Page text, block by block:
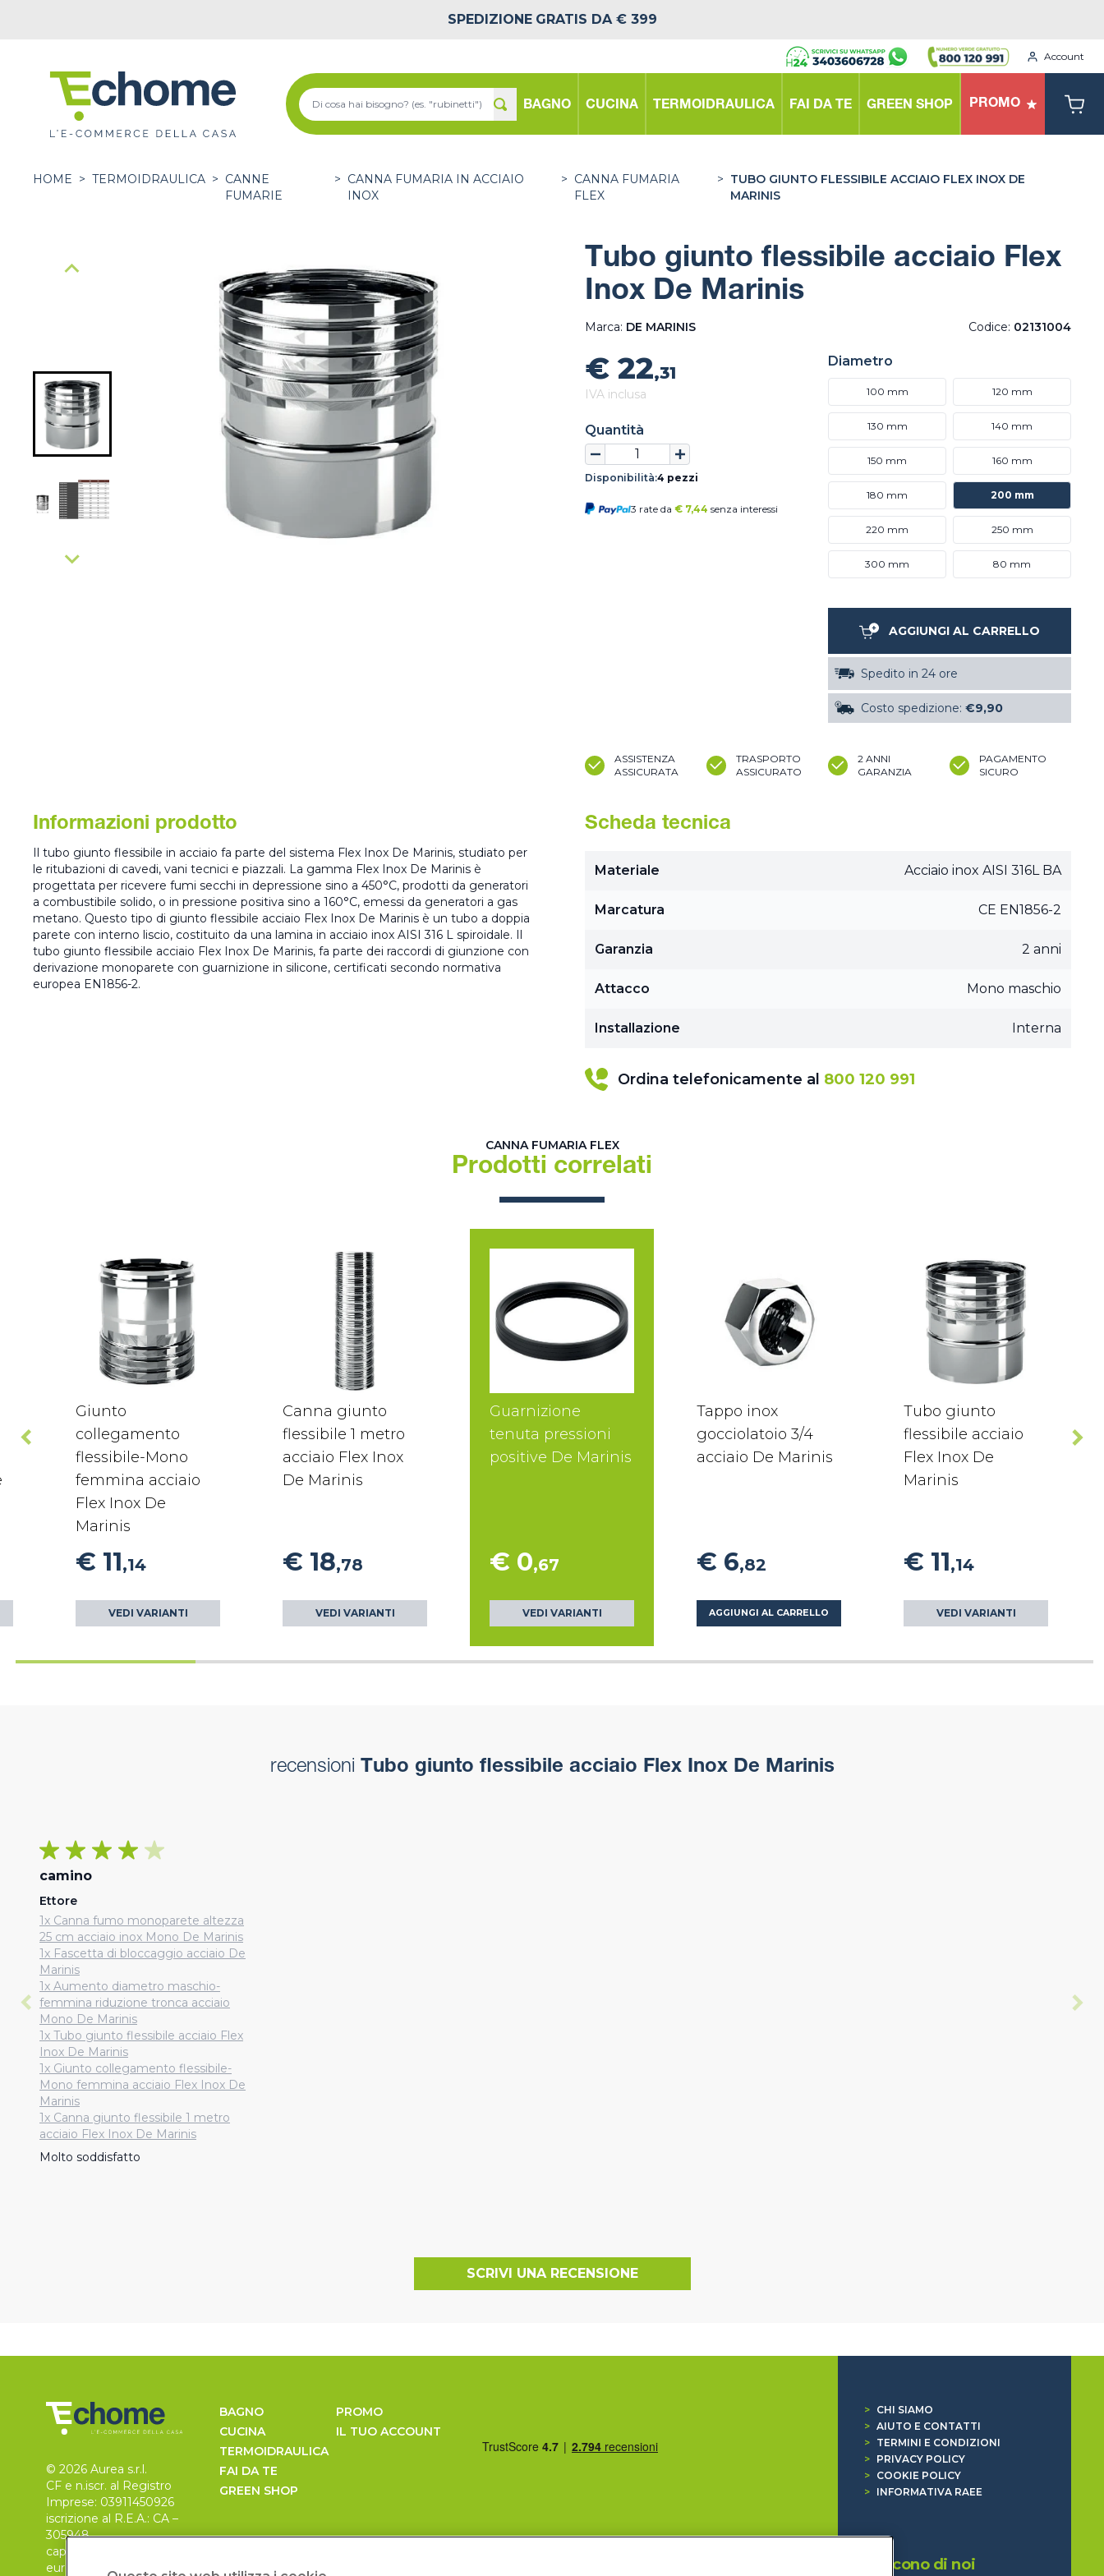
SPEDIZIONE GRATIS DA € 399
Account
BAGNO CUCINA TERMOIDRAULICA FAI DA TE GREEN SHOP PROMO
HOME > TERMOIDRAULICA > CANNE
FUMARIE
> CANNA FUMARIA IN ACCIAIO
INOX
> CANNA FUMARIA
FLEX
> TUBO GIUNTO FLESSIBILE ACCIAIO FLEX INOX DE
MARINIS
Tubo giunto flessibile acciaio Flex
Inox De Marinis
Marca: DE MARINIS Codice: 02131004
€ 22,31
IVA inclusa
Quantità
Disponibilità:4 pezzi
3 rate da € 7,44 senza interessi
Diametro
100 mm 120 mm
130 mm 140 mm
150 mm 160 mm
180 mm 200 mm
220 mm 250 mm
300 mm 80 mm
AGGIUNGI AL CARRELLO
Spedito in 24 ore
Costo spedizione: €9,90
ASSISTENZA
ASSICURATA
TRASPORTO
ASSICURATO
2 ANNI
GARANZIA
PAGAMENTO
SICURO
Informazioni prodotto
Il tubo giunto flessibile in acciaio fa parte del sistema Flex Inox De Marinis, studiato per
le ritubazioni di cavedi, vani tecnici e piazzali. La gamma Flex Inox De Marinis è
progettata per ricevere fumi secchi in depressione sino a 450°C, prodotti da generatori
a combustibile solido, o in pressione positiva sino a 160°C, emessi da generatori a gas
metano. Questo tipo di giunto flessibile acciaio Flex Inox De Marinis è un tubo a doppia
parete con interno liscio, costituito da una lamina in acciaio inox AISI 316 L spiroidale. Il
tubo giunto flessibile acciaio Flex Inox De Marinis, fa parte dei raccordi di giunzione con
derivazione monoparete con guarnizione in silicone, certificati secondo normativa
europea EN1856-2.
Scheda tecnica
Materiale Acciaio inox AISI 316L BA
Marcatura CE EN1856-2
Garanzia 2 anni
Attacco Mono maschio
Installazione Interna
Ordina telefonicamente al 800 120 991
CANNA FUMARIA FLEX
Prodotti correlati
Giunto
collegamento
flessibile-Mono
femmina acciaio
Flex Inox De
Marinis
€ 11,14
VEDI VARIANTI
Canna giunto
flessibile 1 metro
acciaio Flex Inox
De Marinis
€ 18,78
VEDI VARIANTI
Guarnizione
tenuta pressioni
positive De Marinis
€ 0,67
VEDI VARIANTI
Tappo inox
gocciolatoio 3/4
acciaio De Marinis
€ 6,82
AGGIUNGI AL CARRELLO
Tubo giunto
flessibile acciaio
Flex Inox De
Marinis
€ 11,14
VEDI VARIANTI
recensioni Tubo giunto flessibile acciaio Flex Inox De Marinis
camino
Ettore
1x Canna fumo monoparete altezza
25 cm acciaio inox Mono De Marinis
1x Fascetta di bloccaggio acciaio De
Marinis
1x Aumento diametro maschio-
femmina riduzione tronca acciaio
Mono De Marinis
1x Tubo giunto flessibile acciaio Flex
Inox De Marinis
1x Giunto collegamento flessibile-
Mono femmina acciaio Flex Inox De
Marinis
1x Canna giunto flessibile 1 metro
acciaio Flex Inox De Marinis
Molto soddisfatto
SCRIVI UNA RECENSIONE
© 2026 Aurea s.r.l.
CF e n.iscr. al Registro
Imprese: 03911450926
iscrizione al R.E.A.: CA –
305948
capitale sociale 30.000
euro, i.v.
BAGNO
CUCINA
TERMOIDRAULICA
FAI DA TE
GREEN SHOP
PROMO
IL TUO ACCOUNT
>
CHI SIAMO
> AIUTO E CONTATTI
>
TERMINI E CONDIZIONI
>
PRIVACY POLICY
>
COOKIE POLICY
>
INFORMATIVA RAEE
Dicono di noi